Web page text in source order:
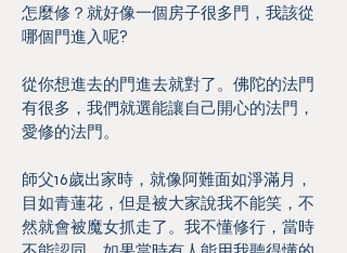
怎麼修？就好像一個房子很多門，我該從
哪個門進入呢?
從你想進去的門進去就對了。佛陀的法門
有很多，我們就選能讓自己開心的法門，
愛修的法門。
師父16歲出家時，就像阿難面如淨滿月，
目如青蓮花，但是被大家說我不能笑，不
然就會被魔女抓走了。我不懂修行，當時